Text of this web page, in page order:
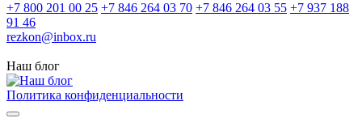
+7 800 201 00 25 +7 846 264 03 70 +7 846 264 03 55 +7 937 188
91 46
rezkon@inbox.ru
Наш блог
Политика конфиденциальности